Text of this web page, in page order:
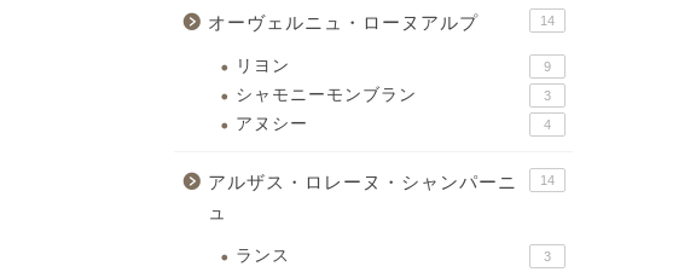
オーヴェルニュ・ローヌアルプ 14
リヨン 9
シャモニーモンブラン 3
アヌシー 4
アルザス・ロレーヌ・シャンパーニ
ュ
14
ランス 3